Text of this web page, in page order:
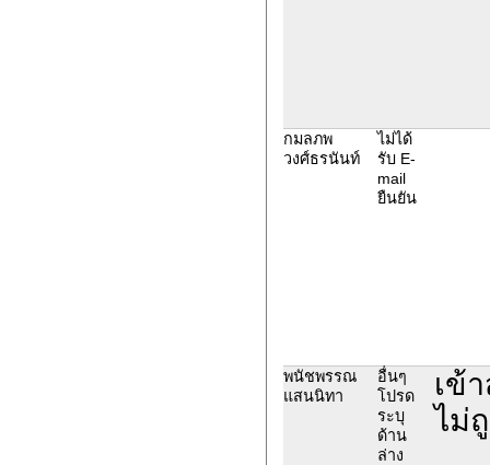
กมลภพ
วงศ์ธรนันท์
ไม่ได้
รับ E-
mail
ยืนยัน
พนัชพรรณ
แสนนิทา
อื่นๆ
โปรด
ระบุ
ด้าน
ล่าง
เข้
ไม่